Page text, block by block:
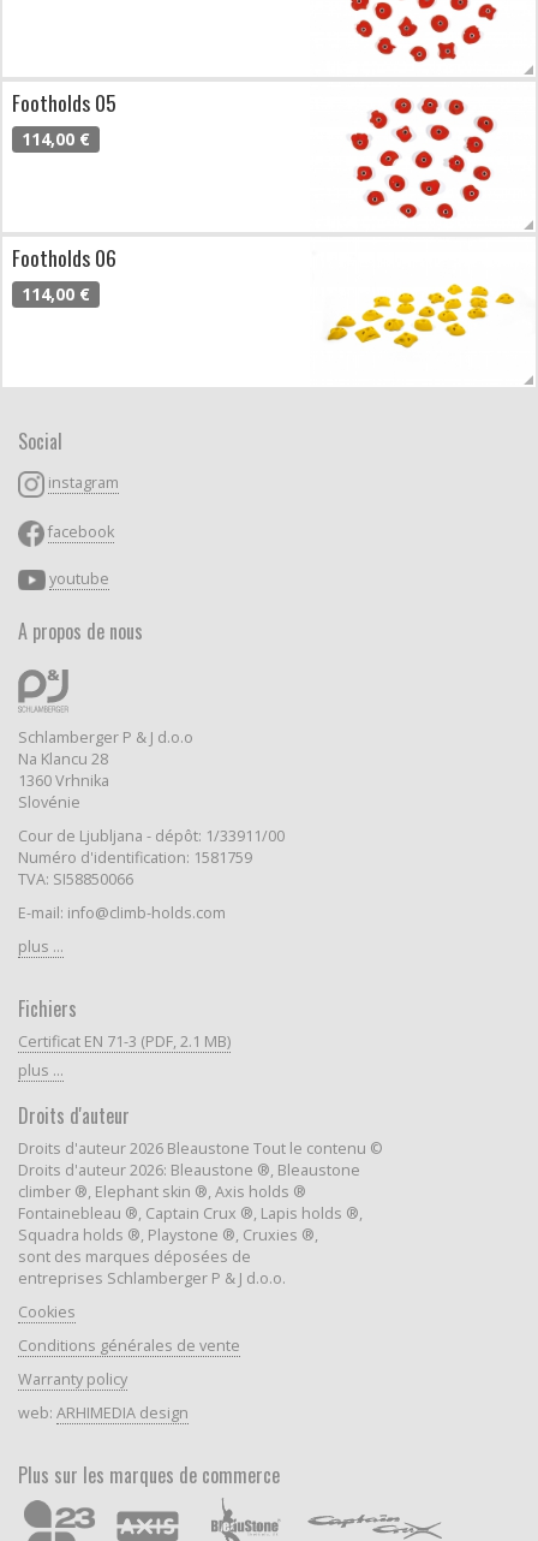
Footholds 05
114,00 €
Footholds 06
114,00 €
Social
instagram
facebook
youtube
A propos de nous
Schlamberger P & J d.o.o
Na Klancu 28
1360 Vrhnika
Slovénie
Cour de Ljubljana - dépôt: 1/33911/00
Numéro d'identification: 1581759
TVA: SI58850066
E-mail: info@climb-holds.com
plus ...
Fichiers
Certificat EN 71-3 (PDF, 2.1 MB)
plus ...
Droits d'auteur
Droits d'auteur 2026 Bleaustone Tout le contenu ©
Droits d'auteur 2026: Bleaustone ®, Bleaustone
climber ®, Elephant skin ®, Axis holds ®
Fontainebleau ®, Captain Crux ®, Lapis holds ®,
Squadra holds ®, Playstone ®, Cruxies ®,
sont des marques déposées de
entreprises Schlamberger P & J d.o.o.
Cookies
Conditions générales de vente
Warranty policy
web: ARHIMEDIA design
Plus sur les marques de commerce